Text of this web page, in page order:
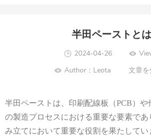
半田ペーストとは
2024-04-26
Author：Leota 文章を
半田ペースト は、印刷配線板（PCB）や
の製造プロセスにおける重要な要素であ
み立てにおいて重要な役割を果たしてい